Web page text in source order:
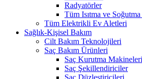
Radyatörler
Tüm Isıtma ve
Tüm Elektrikli Ev Aletleri
Sağlık-Kişisel Bakım
Cilt Bakım Teknolojileri
Saç Bakım Ürünleri
Saç Kurutma Makineleri
Saç Şekillendiriciler
Saç Düzleştiricileri